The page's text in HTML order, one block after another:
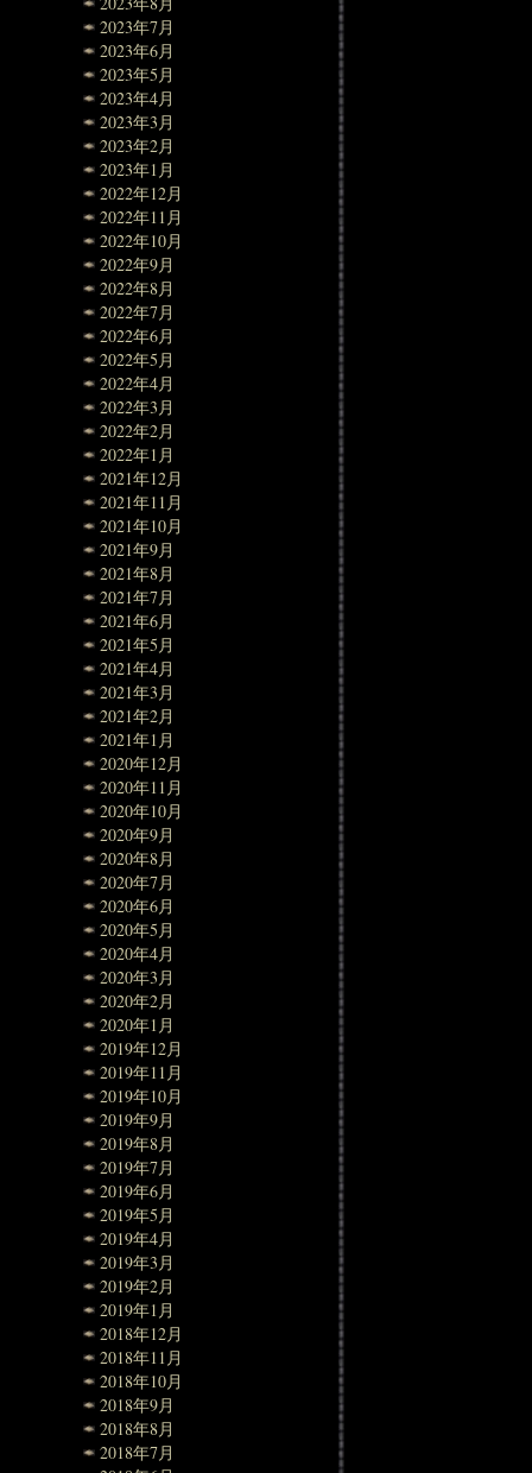
2023年7月
2023年6月
2023年5月
2023年4月
2023年3月
2023年2月
2023年1月
2022年12月
2022年11月
2022年10月
2022年9月
2022年8月
2022年7月
2022年6月
2022年5月
2022年4月
2022年3月
2022年2月
2022年1月
2021年12月
2021年11月
2021年10月
2021年9月
2021年8月
2021年7月
2021年6月
2021年5月
2021年4月
2021年3月
2021年2月
2021年1月
2020年12月
2020年11月
2020年10月
2020年9月
2020年8月
2020年7月
2020年6月
2020年5月
2020年4月
2020年3月
2020年2月
2020年1月
2019年12月
2019年11月
2019年10月
2019年9月
2019年8月
2019年7月
2019年6月
2019年5月
2019年4月
2019年3月
2019年2月
2019年1月
2018年12月
2018年11月
2018年10月
2018年9月
2018年8月
2018年7月